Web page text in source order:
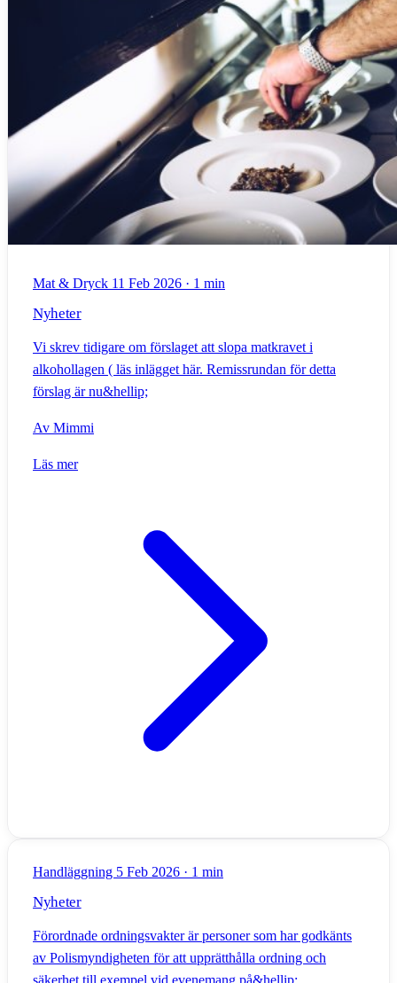
Mat & Dryck 11 Feb 2026 · 1 min
Nyheter
Vi skrev tidigare om förslaget att slopa matkravet i
alkohollagen ( läs inlägget här. Remissrundan för detta
förslag är nu&hellip;
Av Mimmi
Läs mer
Handläggning 5 Feb 2026 · 1 min
Nyheter
Förordnade ordningsvakter är personer som har godkänts
av Polismyndigheten för att upprätthålla ordning och
säkerhet till exempel vid evenemang på&hellip;